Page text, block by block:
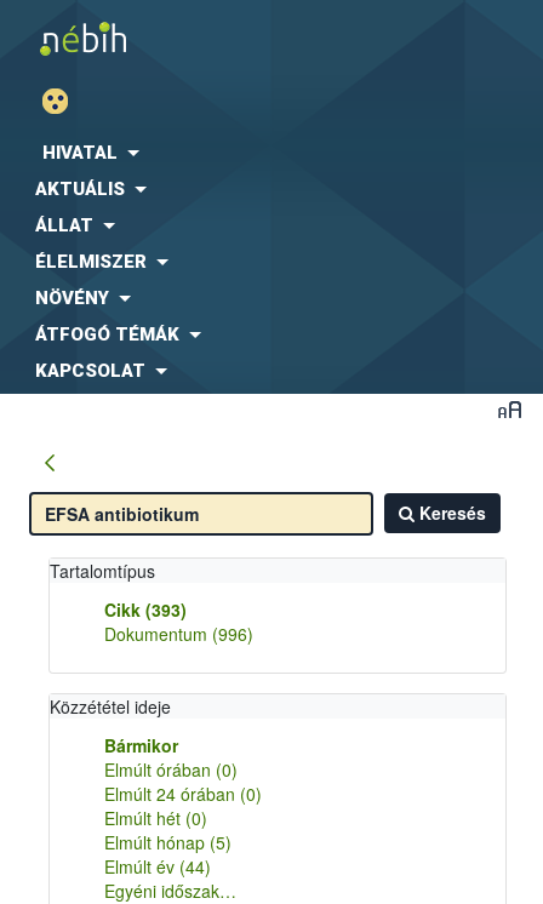
HIVATAL
AKTUÁLIS
ÁLLAT
ÉLELMISZER
NÖVÉNY
ÁTFOGÓ TÉMÁK
KAPCSOLAT
Keresés
Tartalomtípus
Cikk (393)
Dokumentum (996)
Közzététel ideje
Bármikor
Elmúlt órában (0)
Elmúlt 24 órában (0)
Elmúlt hét (0)
Elmúlt hónap (5)
Elmúlt év (44)
Egyéni időszak…